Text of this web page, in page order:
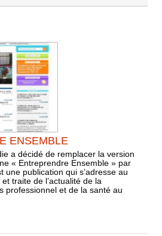
ENSEMBLE
a décidé de remplacer la version
« Entreprendre Ensemble » par
une publication qui s’adresse au
traite de l’actualité de la
professionnel et de la santé au